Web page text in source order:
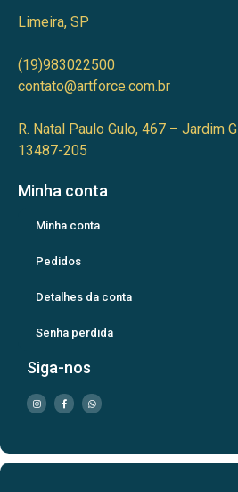
Limeira, SP
(19)983022500
contato@artforce.com.br
R. Natal Paulo Gulo, 467 – Jardim
13487-205
Minha conta
Minha conta
Pedidos
Detalhes da conta
Senha perdida
Siga-nos